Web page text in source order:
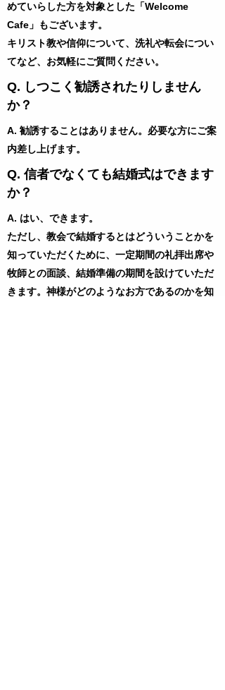
めていらした方を対象とした「Welcome
Cafe」もございます。
キリスト教や信仰について、洗礼や転会につい
てなど、お気軽にご質問ください。
Q. しつこく勧誘されたりしません
か？
A. 勧誘することはありません。必要な方にご案
内差し上げます。
Q. 信者でなくても結婚式はできます
か？
A. はい、できます。
ただし、教会で結婚するとはどういうことかを
知っていただくために、一定期間の礼拝出席や
牧師との面談、結婚準備の期間を設けていただ
きます。神様がどのようなお方であるのかを知